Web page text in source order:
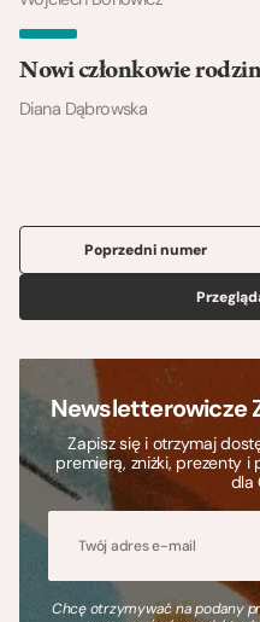
Nowi członkowie
Diana Dąbrowska
Poprzedni numer
Newsletterowicze
Zapisz się i otrzymaj
premierą, zniżki, prezenty
dla
Chcę otrzymywać na podany